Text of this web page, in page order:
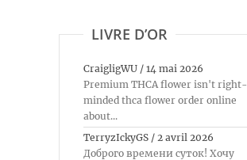
LIVRE D’OR
CraigligWU / 14 mai 2026
Premium THCA flower isn't right-
minded thca flower order online
about...
TerryzIckyGS / 2 avril 2026
Доброго времени суток! Хочу